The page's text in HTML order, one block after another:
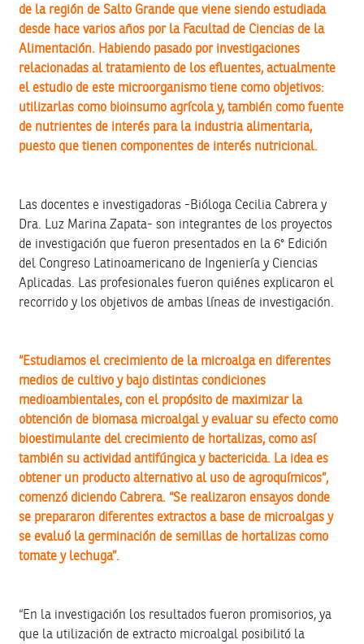
de la región de Salto Grande que viene siendo estudiada
desde hace varios años por la Facultad de Ciencias de la
Alimentación. Habiendo pasado por investigaciones
relacionadas al tratamiento de los efluentes, actualmente
el estudio de este microorganismo tiene como objetivos:
utilizarlas como bioinsumo agrícola y, también como fuente
de nutrientes de interés para la industria alimentaria,
puesto que tienen componentes de interés nutricional.
Las docentes e investigadoras -Bióloga Cecilia Cabrera y
Dra. Luz Marina Zapata- son integrantes de los proyectos
de investigación que fueron presentados en la 6° Edición
del Congreso Latinoamericano de Ingeniería y Ciencias
Aplicadas. Las profesionales fueron quiénes explicaron el
recorrido y los objetivos de ambas líneas de investigación.
“Estudiamos el crecimiento de la microalga en diferentes
medios de cultivo y bajo distintas condiciones
medioambientales, con el propósito de maximizar la
obtención de biomasa microalgal y evaluar su efecto como
bioestimulante del crecimiento de hortalizas, como así
también su actividad antifúngica y bactericida. La idea es
obtener un producto alternativo al uso de agroquímicos”,
comenzó diciendo Cabrera. “Se realizaron ensayos donde
se prepararon diferentes extractos a base de microalgas y
se evaluó la germinación de semillas de hortalizas como
tomate y lechuga”.
“En la investigación los resultados fueron promisorios, ya
que la utilización de extracto microalgal posibilitó la